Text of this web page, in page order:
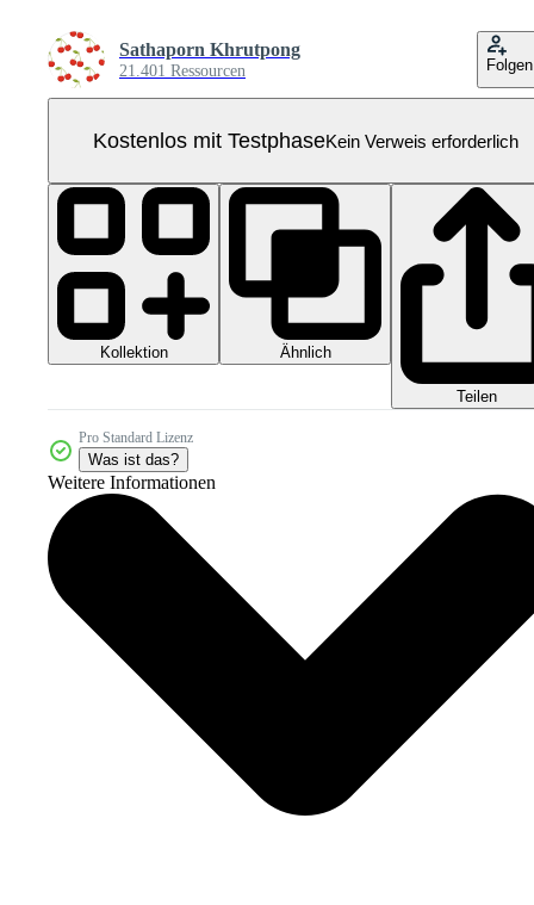
Sathaporn Khrutpong
21.401 Ressourcen Folgen
Kostenlos mit TestphaseKein Verweis erforderlich
Kollektion Ähnlich
Teilen
Pro Standard Lizenz
Was ist das?
Weitere Informationen